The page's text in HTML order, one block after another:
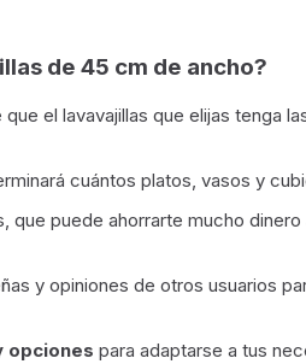
de 45 cm de ancho?
el lavavajillas que elijas tenga
cuántos platos, vasos y
que puede ahorrarte mucho
y opiniones de otros usuarios
opciones para adaptarse a tus